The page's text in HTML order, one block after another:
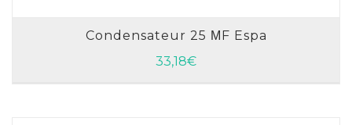
Condensateur 25 ΜF Espa
33,18€
AJOUTER AU PANIER